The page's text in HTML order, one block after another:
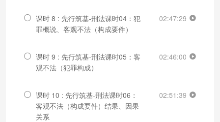
课时 8 : 先行筑基-刑法课时04：犯
罪概说、客观不法（构成要件）
02:47:29
课时 9 : 先行筑基-刑法课时05：客
观不法（犯罪构成）
02:46:00
课时 10 : 先行筑基-刑法课时06：
客观不法（构成要件）结果、因果
关系
02:51:39